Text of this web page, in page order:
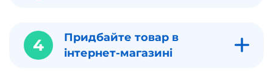
4
Придбайте товар в
інтернет-магазині